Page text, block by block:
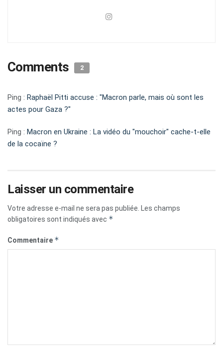
Comments 2
Ping : Raphaël Pitti accuse : "Macron parle, mais où sont les
actes pour Gaza ?"
Ping : Macron en Ukraine : La vidéo du "mouchoir" cache-t-elle
de la cocaïne ?
Laisser un commentaire
Votre adresse e-mail ne sera pas publiée. Les champs
obligatoires sont indiqués avec *
Commentaire *